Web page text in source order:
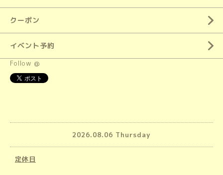
クーポン
イベント予約
Follow @
2026.08.06 Thursday
定休日